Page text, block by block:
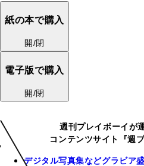
紙の本で購入
開/閉
電子版で購入
開/閉
週刊プレイボーイが
コンテンツサイト『週
デジタル写真集などグラビア